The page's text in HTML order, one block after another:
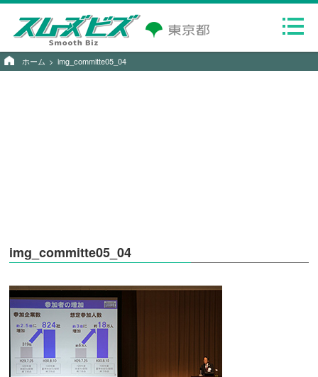
ホーム img_committe05_04
img_committe05_04